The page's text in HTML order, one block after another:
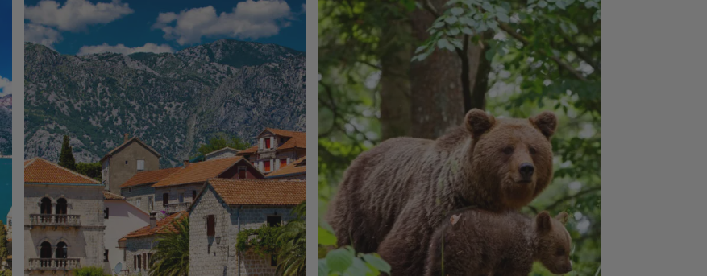
national de Theth - Alpes albanaises